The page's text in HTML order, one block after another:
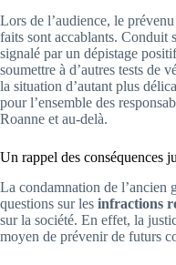
Lors de l’audience, le
faits sont accablants. Conduit
signalé par un dépistage
soumettre à d’autres tests de
la situation d’autant plus
pour l’ensemble des
Roanne et au-delà.
Un rappel des conséquences
La condamnation de l’ancien
questions sur les infractions
sur la société. En effet, la
moyen de prévenir de futurs